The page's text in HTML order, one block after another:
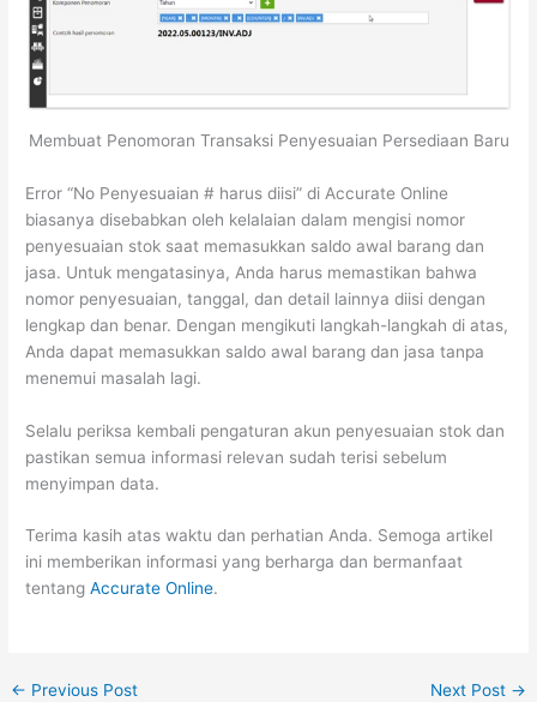
Membuat Penomoran Transaksi Penyesuaian Persediaan Baru
Error “No Penyesuaian # harus diisi” di Accurate Online
biasanya disebabkan oleh kelalaian dalam mengisi nomor
penyesuaian stok saat memasukkan saldo awal barang dan
jasa. Untuk mengatasinya, Anda harus memastikan bahwa
nomor penyesuaian, tanggal, dan detail lainnya diisi dengan
lengkap dan benar. Dengan mengikuti langkah-langkah di atas,
Anda dapat memasukkan saldo awal barang dan jasa tanpa
menemui masalah lagi.
Selalu periksa kembali pengaturan akun penyesuaian stok dan
pastikan semua informasi relevan sudah terisi sebelum
menyimpan data.
Terima kasih atas waktu dan perhatian Anda. Semoga artikel
ini memberikan informasi yang berharga dan bermanfaat
tentangAccurate Online.
← Previous Post Next Post →